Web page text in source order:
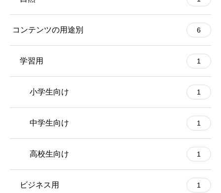
コンテンツの用途別 6
学習用 1
小学生向け 1
中学生向け 1
高校生向け 1
ビジネス用 1